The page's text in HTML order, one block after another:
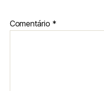
Comentário *